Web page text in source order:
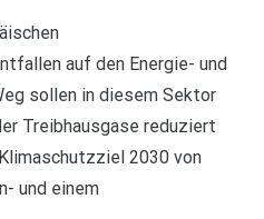
auf den Energie- und
sollen in diesem Sektor
Treibhausgase reduziert
2030 von
und einem